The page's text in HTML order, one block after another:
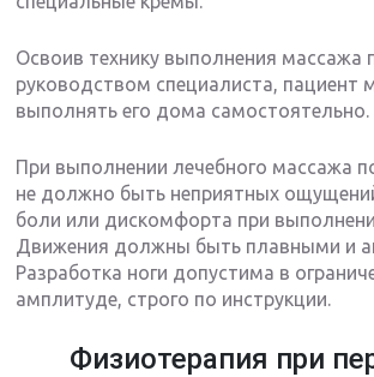
Освоив технику выполнения массажа
руководством специалиста, пациент
выполнять его дома самостоятельно.
При выполнении лечебного массажа
не должно быть неприятных
боли или дискомфорта при
Движения должны быть плавными и
Разработка ноги допустима в
амплитуде, строго по инструкции.
Физиотерапия при